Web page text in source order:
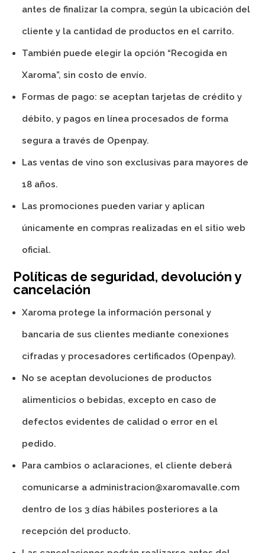
antes de finalizar la compra, según la ubicación del
cliente y la cantidad de productos en el carrito.
También puede elegir la opción “Recogida en
Xaroma”, sin costo de envío.
Formas de pago: se aceptan tarjetas de crédito y
débito, y pagos en línea procesados de forma
segura a través de Openpay.
Las ventas de vino son exclusivas para mayores de
18 años.
Las promociones pueden variar y aplican
únicamente en compras realizadas en el sitio web
oficial.
Políticas de seguridad, devolución y
cancelación
Xaroma protege la información personal y
bancaria de sus clientes mediante conexiones
cifradas y procesadores certificados (Openpay).
No se aceptan devoluciones de productos
alimenticios o bebidas, excepto en caso de
defectos evidentes de calidad o error en el
pedido.
Para cambios o aclaraciones, el cliente deberá
comunicarse a administracion@xaromavalle.com
dentro de los 3 días hábiles posteriores a la
recepción del producto.